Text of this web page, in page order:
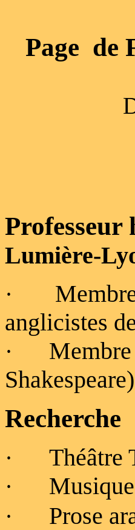
Page de
Professeur
Lumière-
·
anglicistes
· Membre
Shakespeare)
Recherche
· Théâtre
· Musique
· Prose